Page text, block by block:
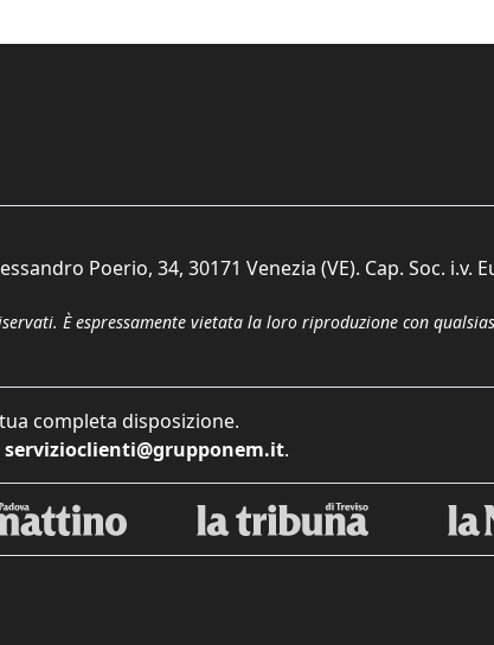
Poerio, 34, 30171 Venezia (VE). Cap. Soc. i.v.
È espressamente vietata la loro riproduzione con
completa disposizione.
servizioclienti@grupponem.it.